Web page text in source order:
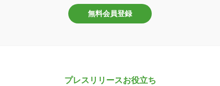
無料会員登録
プレスリリースお役立ち